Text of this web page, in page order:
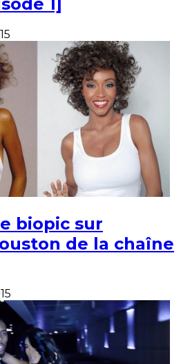
biopic sur
de la chaîne